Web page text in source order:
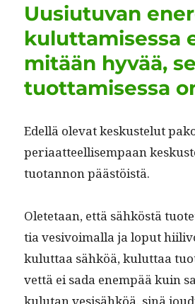
Uusiutuvan
kuluttamisessa
mitään hyvää,
tuottamisessa
Edel­lä ole­vat keskuste­lut
peri­aat­teel­lisem­paan
tuotan­non päästöistä.
Olete­taan, että sähköstä
tia vesivoimal­la ja lop­ut
kulut­taa sähköä, kulut­taa
vet­tä ei sada enem­pää kuin
kulu­tan vesisähköä, sinä